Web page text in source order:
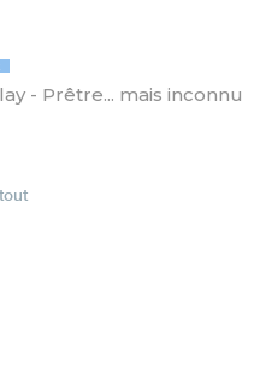
- Prêtre... mais inconnu